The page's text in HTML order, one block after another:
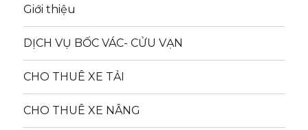
Giới thiệu
DỊCH VỤ BỐC VÁC- CỬU VẠN
CHO THUÊ XE TẢI
CHO THUÊ XE NÂNG